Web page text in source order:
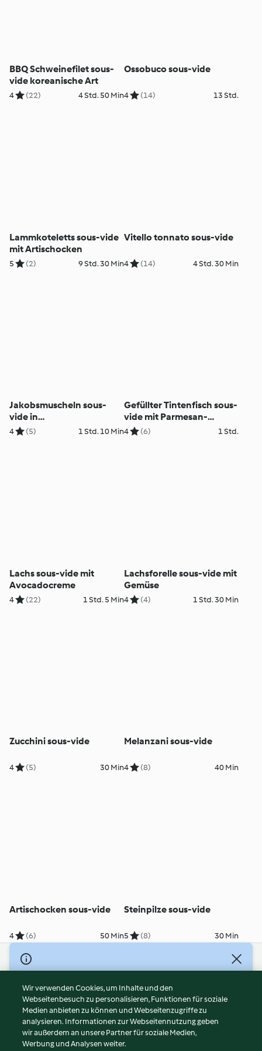
BBQ Schweinefilet sous-
vide koreanische Art
4 (22) 4 Std. 50 Min
Ossobuco sous-vide
4 (14) 13 Std.
Lammkoteletts sous-vide
mit Artischocken
5 (2) 9 Std. 30 Min
Vitello tonnato sous-vide
4 (14) 4 Std. 30 Min
Jakobsmuscheln sous-
vide in
Zitronenbuttersauce
4 (5) 1 Std. 10 Min
Gefüllter Tintenfisch sous-
vide mit Parmesan-
Safransauce
4 (6) 1 Std.
Lachs sous-vide mit
Avocadocreme
4 (22) 1 Std. 5 Min
Lachsforelle sous-vide mit
Gemüse
4 (4) 1 Std. 30 Min
Zucchini sous-vide
4 (5) 30 Min
Melanzani sous-vide
4 (8) 40 Min
Artischocken sous-vide
4 (6) 50 Min
Steinpilze sous-vide
5 (8) 30 Min
© Copyright 2026
Nutzungsbedingungen
Datenschutzrichtlinien
Disclaimer
Impressum
Cookies
Wir verwenden Cookies, um Inhalte und den
Webseitenbesuch zu personalisieren, Funktionen für soziale
Medien anbieten zu können und Webseitenzugriffe zu
analysieren. Informationen zur Webseitennutzung geben
wir außerdem an unsere Partner für soziale Medien,
Werbung und Analysen weiter.